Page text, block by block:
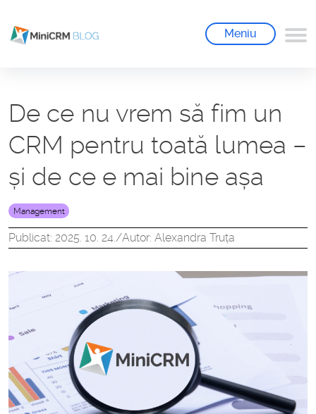
Meniu
De ce nu vrem să fim un
CRM pentru toată lumea –
și de ce e mai bine așa
Management
Publicat: 2025. 10. 24./Autor: Alexandra Truța